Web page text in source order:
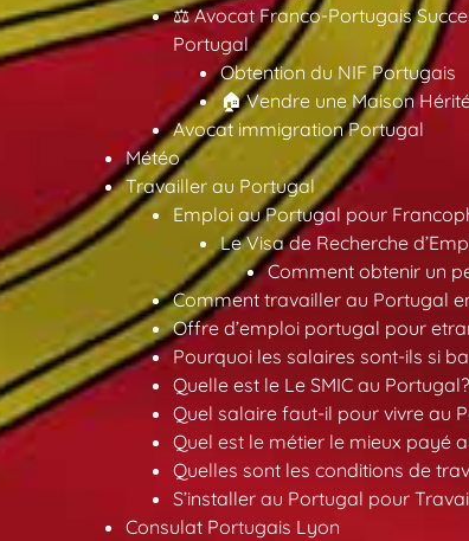
⚖️ Avocat Franco-Portugais
Portugal
Obtention du NIF Portugais
🏠 Vendre une Maison
Avocat immigration Portugal
Météo
Travailler au Portugal
Emploi au Portugal pour
Le Visa de Recherche
Comment obtenir un
Comment travailler au Portugal
Offre d’emploi portugal pour
Pourquoi les salaires sont-ils si
Quelle est le Le SMIC au Portugal?
Quel salaire faut-il pour vivre au
Quel est le métier le mieux payé
Quelles sont les conditions de
S’installer au Portugal pour
Consulat Portugais Lyon